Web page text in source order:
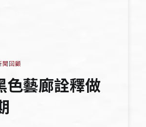
聞回顧
色藝廊詮釋做